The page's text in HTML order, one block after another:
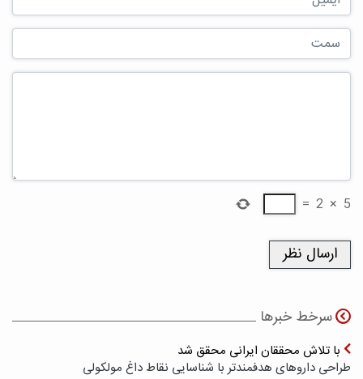
5
×
2
=
سرخط خبرها
با تلاش محققان ایرانی محقق شد
طراحی داروهای هدفمندتر با شناسایی نقاط داغ مولکولی